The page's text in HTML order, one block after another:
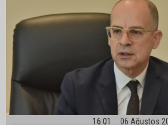
16:01 06 Ağustos